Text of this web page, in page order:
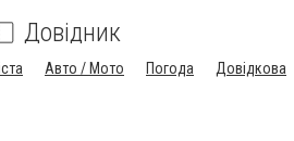
Довідник
Авто / Мото Погода Довідкова